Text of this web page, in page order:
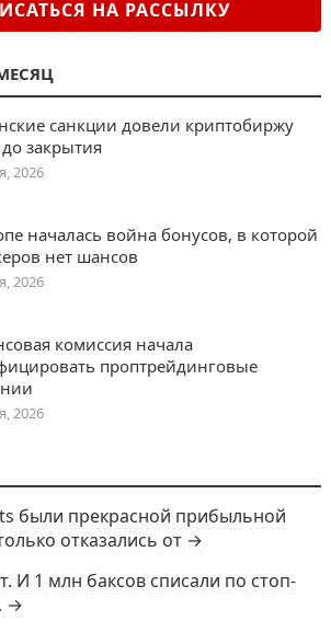
НА РАССЫЛКУ
санкции довели криптобиржу
до закрытия
2026
началась война бонусов, в которой
нет шансов
2026
комиссия начала
проптрейдинговые
2026
были прекрасной прибыльной
отказались от →
И 1 млн баксов списали по стоп-
→